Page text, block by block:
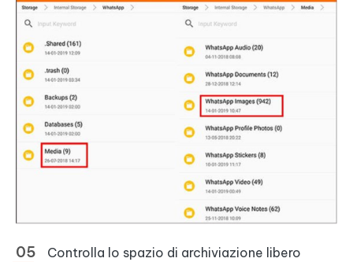
Controlla lo spazio di archiviazione libero